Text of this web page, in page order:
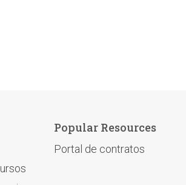
Popular Resources
Portal de contratos